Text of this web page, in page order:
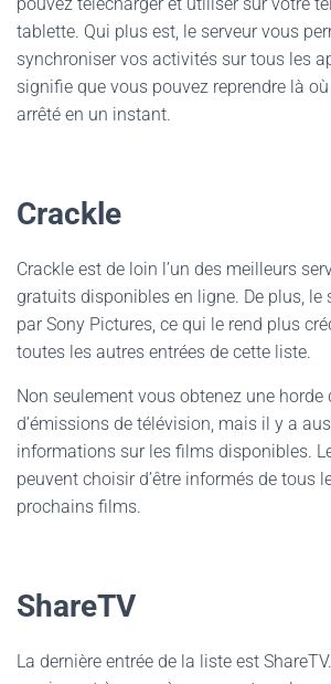
tablette. Qui plus est, le serveur vous
synchroniser vos activités sur tous les
signifie que vous pouvez reprendre là
arrêté en un instant.
Crackle
Crackle est de loin l’un des meilleurs
gratuits disponibles en ligne. De plus, le
par Sony Pictures, ce qui le rend plus
toutes les autres entrées de cette liste.
Non seulement vous obtenez une horde
d’émissions de télévision, mais il y a
informations sur les films disponibles.
peuvent choisir d’être informés de tous
prochains films.
ShareTV
La dernière entrée de la liste est